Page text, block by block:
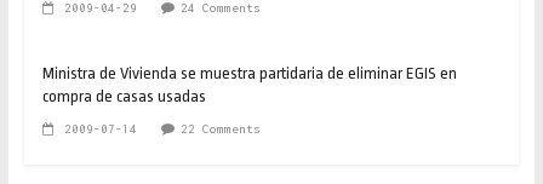
2009-04-29 24 Comments
Ministra de Vivienda se muestra partidaria de eliminar EGIS en
compra de casas usadas
2009-07-14 22 Comments